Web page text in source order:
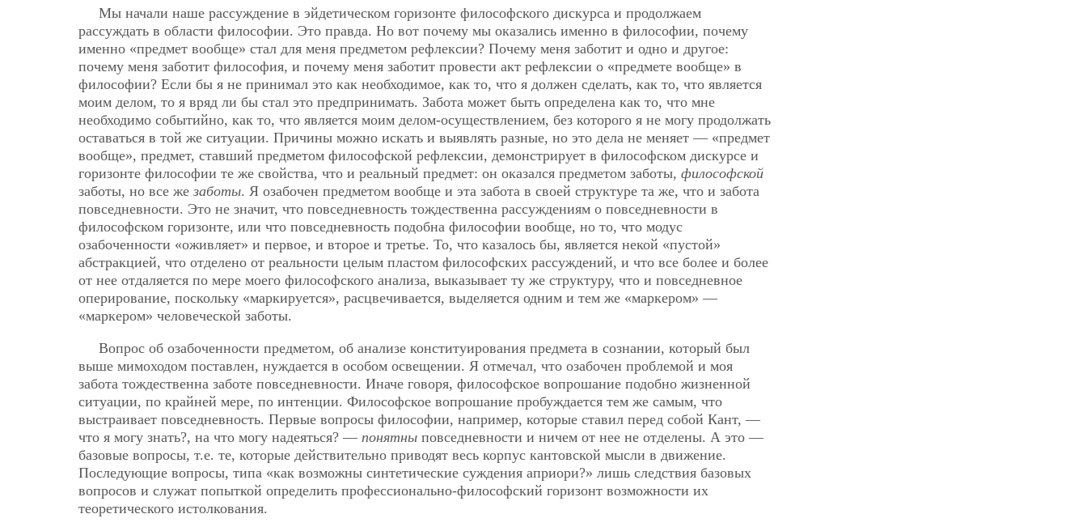
Мы начали наше рассуждение в эйдетическом горизонте философского дискурса и продолжаем
рассуждать в области философии. Это правда. Но вот почему мы оказались именно в философии, почему
именно «предмет вообще» стал для меня предметом рефлексии? Почему меня заботит и одно и другое:
почему меня заботит философия, и почему меня заботит провести акт рефлексии о «предмете вообще» в
философии? Если бы я не принимал это как необходимое, как то, что я должен сделать, как то, что является
моим делом, то я вряд ли бы стал это предпринимать. Забота может быть определена как то, что мне
необходимо событийно, как то, что является моим делом-осуществлением, без которого я не могу продолжать
оставаться в той же ситуации. Причины можно искать и выявлять разные, но это дела не меняет — «предмет
вообще», предмет, ставший предметом философской рефлексии, демонстрирует в философском дискурсе и
горизонте философии те же свойства, что и реальный предмет: он оказался предметом заботы, философской
заботы, но все же заботы. Я озабочен предметом вообще и эта забота в своей структуре та же, что и забота
повседневности. Это не значит, что повседневность тождественна рассуждениям о повседневности в
философском горизонте, или что повседневность подобна философии вообще, но то, что модус
озабоченности «оживляет» и первое, и второе и третье. То, что казалось бы, является некой «пустой»
абстракцией, что отделено от реальности целым пластом философских рассуждений, и что все более и более
от нее отдаляется по мере моего философского анализа, выказывает ту же структуру, что и повседневное
оперирование, поскольку «маркируется», расцвечивается, выделяется одним и тем же «маркером» —
«маркером» человеческой заботы.
Вопрос об озабоченности предметом, об анализе конституирования предмета в сознании, который был
выше мимоходом поставлен, нуждается в особом освещении. Я отмечал, что озабочен проблемой и моя
забота тождественна заботе повседневности. Иначе говоря, философское вопрошание подобно жизненной
ситуации, по крайней мере, по интенции. Философское вопрошание пробуждается тем же самым, что
выстраивает повседневность. Первые вопросы философии, например, которые ставил перед собой Кант, —
что я могу знать?, на что могу надеяться? — понятны повседневности и ничем от нее не отделены. А это —
базовые вопросы, т.е. те, которые действительно приводят весь корпус кантовской мысли в движение.
Последующие вопросы, типа «как возможны синтетические суждения априори?» лишь следствия базовых
вопросов и служат попыткой определить профессионально-философский горизонт возможности их
теоретического истолкования.